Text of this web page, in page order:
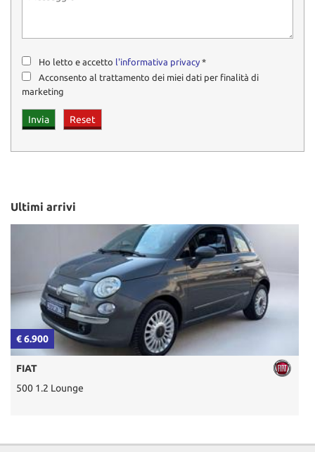
Ho letto e accetto l'informativa privacy *
Acconsento al trattamento dei miei dati per finalità di
marketing
Ultimi arrivi
€ 6.900
FIAT
500 1.2 Lounge